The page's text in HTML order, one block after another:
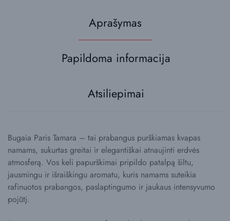
Aprašymas
Papildoma informacija
Atsiliepimai
Bugaia Paris Tamara – tai prabangus purškiamas kvapas
namams, sukurtas greitai ir elegantiškai atnaujinti erdvės
atmosferą. Vos keli papurškimai pripildo patalpą šiltu,
jausmingu ir išraiškingu aromatu, kuris namams suteikia
rafinuotos prabangos, paslaptingumo ir jaukaus intensyvumo
pojūtį.